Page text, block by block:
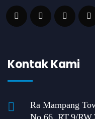
Kontak Kami
Ra Mampang